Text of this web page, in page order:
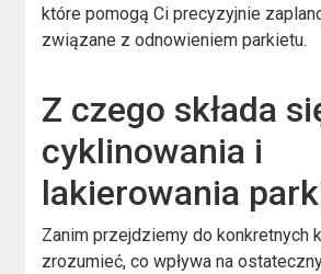
które pomogą Ci precyzyjnie
związane z odnowieniem parkietu.
Z czego składa
cyklinowania i
lakierowania
Zanim przejdziemy do konkretnych
zrozumieć, co wpływa na